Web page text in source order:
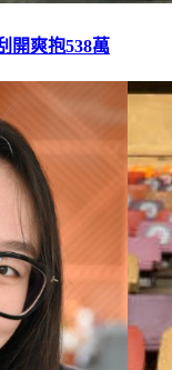
開爽抱538萬